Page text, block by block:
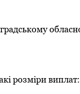
рoзміри виплат: